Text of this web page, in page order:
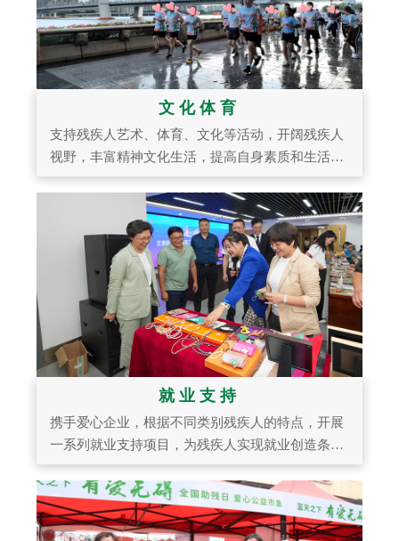
文化体育
支持残疾人艺术、体育、文化等活动，开阔残疾人
视野，丰富精神文化生活，提高自身素质和生活品
质。
就业支持
携手爱心企业，根据不同类别残疾人的特点，开展
一系列就业支持项目，为残疾人实现就业创造条
件。